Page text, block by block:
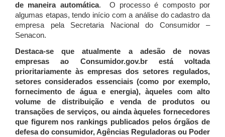
de maneira automática. O processo é composto por
algumas etapas, tendo início com a análise do cadastro da
empresa pela Secretaria Nacional do Consumidor –
Senacon.
Destaca-se que atualmente a adesão de novas
empresas ao Consumidor.gov.br está voltada
prioritariamente às empresas dos setores regulados,
setores considerados essenciais (como por exemplo,
fornecimento de água e energia), àqueles com alto
volume de distribuição e venda de produtos ou
transações de serviços, ou ainda àqueles fornecedores
que figurem nos rankings publicados pelos órgãos de
defesa do consumidor, Agências Reguladoras ou Poder